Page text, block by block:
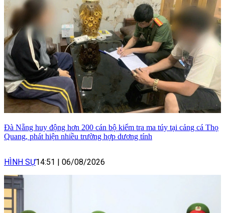
Đà Nẵng huy động hơn 200 cán bộ kiểm tra ma túy tại cảng cá Thọ
Quang, phát hiện nhiều trường hợp dương tính
HÌNH SỰ14:51 | 06/08/2026